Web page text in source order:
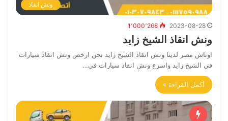
ونش انقاذ
2023-08-28 1٬000٬268
ونش انقاذ الشيخ زايد
اوناش مصر لدينا ونش انقاذ الشيخ زايد نحن ارخص ونش انقاذ سيارات
في الشيخ زايد واسرع ونش انقاذ سيارات في…
أكمل القراءة »